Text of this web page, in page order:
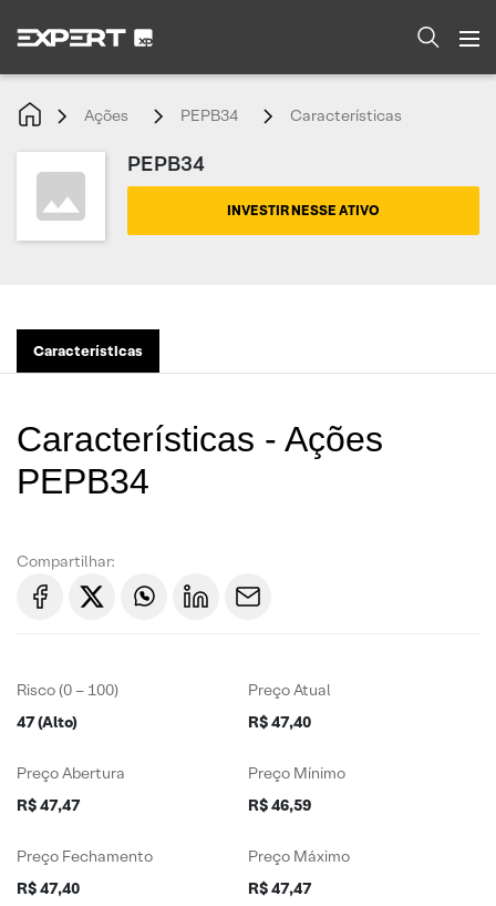
Ações PEPB34 Características
PEPB34
INVESTIR NESSE ATIVO
Características
Características - Ações
PEPB34
Compartilhar:
Risco (0 – 100)
47 (Alto)
Preço Atual
R$ 47,40
Preço Abertura
R$ 47,47
Preço Mínimo
R$ 46,59
Preço Fechamento
R$ 47,40
Preço Máximo
R$ 47,47